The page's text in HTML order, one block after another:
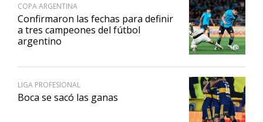
COPA ARGENTINA
Confirmaron las fechas para definir
a tres campeones del fútbol
argentino
LIGA PROFESIONAL
Boca se sacó las ganas